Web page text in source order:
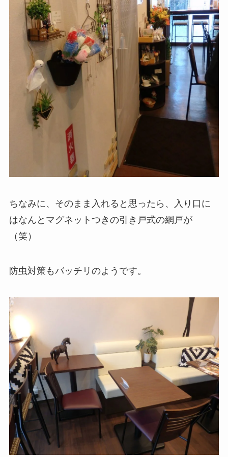
ちなみに、そのまま入れると思ったら、入り口に
はなんとマグネットつきの引き戸式の網戸が
（笑）
防虫対策もバッチリのようです。